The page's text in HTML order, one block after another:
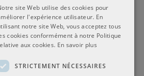
site Web utilise des cookies pour
l'expérience utilisateur. En
notre site Web, vous acceptez tous
cookies conformément à notre Politique
aux cookies. En savoir plus
STRICTEMENT NÉCESSAIRES